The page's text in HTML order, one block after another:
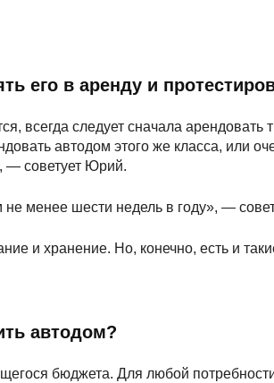
его в аренду и
всегда следует сначала арендовать
автодом этого же класса, или
— советует Юрий.
менее шести недель в году», —
и хранение. Но, конечно, есть и
автодом?
бюджета. Для любой